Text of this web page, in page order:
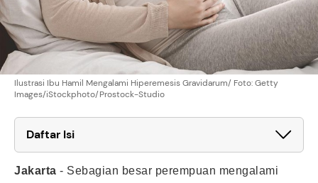
Ilustrasi Ibu Hamil Mengalami Hiperemesis Gravidarum/ Foto: Getty
Images/iStockphoto/Prostock-Studio
Daftar Isi
Jakarta - Sebagian besar perempuan mengalami